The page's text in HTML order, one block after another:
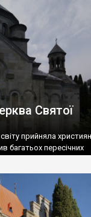
“Вино. Крим
вдосталь: воно все
Святої
прийняла
багатьох пересічних